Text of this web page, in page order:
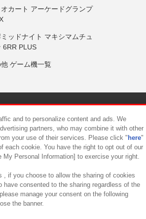
カート アーケードグランプ
ッドナイト マキシマムチュ
6RR PLUS
ゲーム機一覧
について カスタマーハラスメント対応方針
and to personalize content and ads. We
partners, who may combine it with other
your use of their services. Please click " here"
each cookie. You have the right to opt out of our
Personal Information] to exercise your right.
, if you choose to allow the sharing of cookies
have consented to the sharing regardless of the
manage your consent on the following
the banner.